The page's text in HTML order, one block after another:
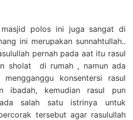
masjid polos ini juga sangat di
ini merupakan sunnahtullah..
pernah pada aat itu rasul
sholat di rumah , namun ada
konsentersi rasul
ibadah, kemudian rasul pun
salah satu istrinya untuk
tersebut agar rasulullah